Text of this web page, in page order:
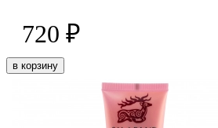
720 ₽
в корзину